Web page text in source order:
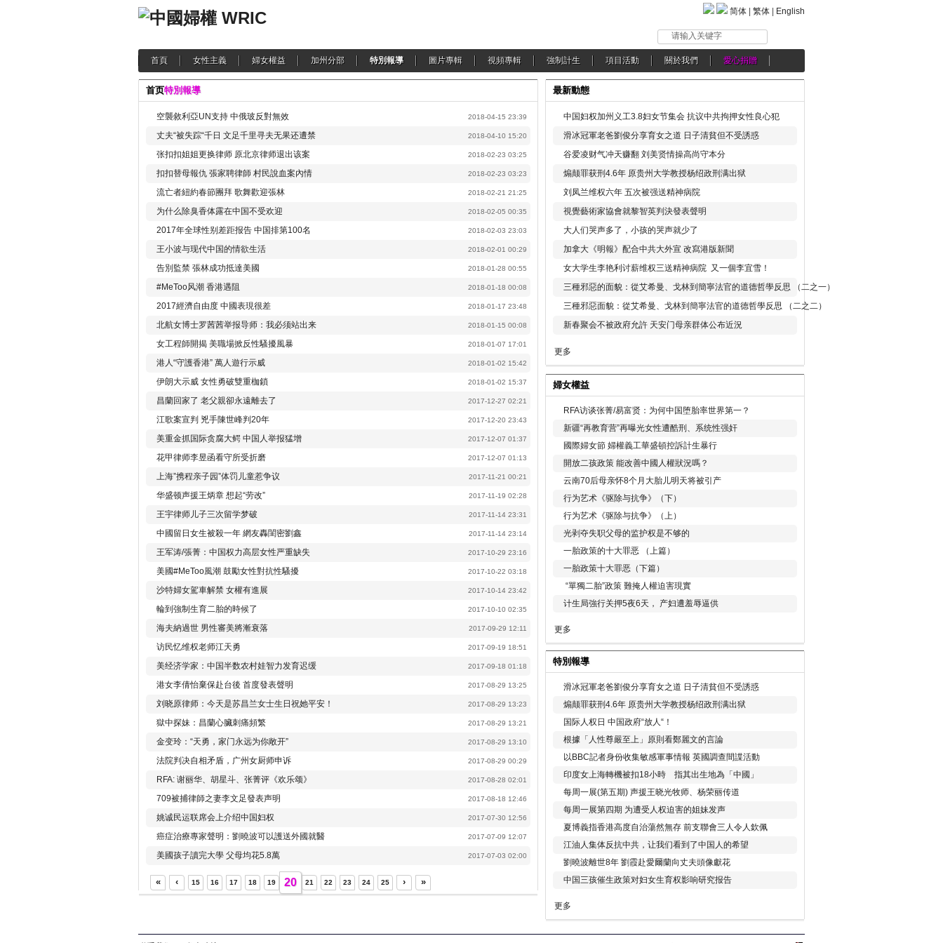
简体 繁体 English
请输入关键字
首頁 女性主義 婦女權益 加州分部 特別報導 圖片專輯 視頻專輯 強制計生 項目活動 關於我們 愛心捐贈
首页特別報導
空襲敘利亞UN支持 中俄玻反對無效 2018-04-15 23:39
丈夫“被失踪“千日 文足千里寻夫无果还遭禁 2018-04-10 15:20
张扣扣姐姐更换律师 原北京律师退出该案 2018-02-23 03:25
扣扣替母報仇 張家聘律師 村民說血案內情 2018-02-23 03:23
流亡者紐約春節團拜 歌舞歡迎張林 2018-02-21 21:25
为什么除臭香体露在中国不受欢迎 2018-02-05 00:35
2017年全球性别差距报告 中国排第100名 2018-02-03 23:03
王小波与现代中国的情欲生活 2018-02-01 00:29
告別監禁 張林成功抵達美國 2018-01-28 00:55
#MeToo风潮 香港遇阻 2018-01-18 00:08
2017經濟自由度 中國表現很差 2018-01-17 23:48
北航女博士罗茜茜举报导师：我必须站出来 2018-01-15 00:08
女工程師開揭 美職場掀反性騷擾風暴 2018-01-07 17:01
港人“守護香港” 萬人遊行示威 2018-01-02 15:42
伊朗大示威 女性勇破雙重枷鎖 2018-01-02 15:37
昌蘭回家了 老父親卻永遠離去了 2017-12-27 02:21
江歌案宣判 兇手陳世峰判20年 2017-12-20 23:43
美重金抓国际贪腐大鳄 中国人举报猛增 2017-12-07 01:37
花甲律师李昱函看守所受折磨 2017-12-07 01:13
上海”携程亲子园”体罚儿童惹争议 2017-11-21 00:21
华盛顿声援王炳章 想起“劳改” 2017-11-19 02:28
王宇律师儿子三次留学梦破 2017-11-14 23:31
中國留日女生被殺一年 網友轟閨密劉鑫 2017-11-14 23:14
王军涛/張菁：中国权力高层女性严重缺失 2017-10-29 23:16
美國#MeToo風潮 鼓勵女性對抗性騷擾 2017-10-22 03:18
沙特婦女駕車解禁 女權有進展 2017-10-14 23:42
輪到強制生育二胎的時候了 2017-10-10 02:35
海夫納過世 男性審美將漸衰落 2017-09-29 12:11
访民忆维权老师江天勇 2017-09-19 18:51
美经济学家：中国半数农村娃智力发育迟缓 2017-09-18 01:18
港女李倩怡棄保赴台後 首度發表聲明 2017-08-29 13:25
刘晓原律师：今天是苏昌兰女士生日祝她平安！ 2017-08-29 13:23
獄中探妹：昌蘭心臟刺痛頻繁 2017-08-29 13:21
金变玲：“天勇，家门永远为你敞开” 2017-08-29 13:10
法院判决自相矛盾，广州女厨师申诉 2017-08-29 00:29
RFA: 谢丽华、胡星斗、张菁评《欢乐颂》 2017-08-28 02:01
709被捕律師之妻李文足發表声明 2017-08-18 12:46
姚诚民运联席会上介绍中国妇权 2017-07-30 12:56
癌症治療專家聲明：劉曉波可以護送外國就醫 2017-07-09 12:07
美國孩子讀完大學 父母均花5.8萬 2017-07-03 02:00
« ‹ 15 16 17 18 19 20 21 22 23 24 25 › »
最新動態
中国妇权加州义工3.8妇女节集会 抗议中共拘押女性良心犯
滑冰冠軍老爸劉俊分享育女之道 日子清貧但不受誘惑
谷爱凌财气冲天赚翻 刘美贤情操高尚守本分
煽颠罪获刑4.6年 原贵州大学教授杨绍政刑满出狱
刘凤兰维权六年 五次被强送精神病院
視覺藝術家協會就黎智英判決發表聲明
大人们哭声多了，小孩的哭声就少了
加拿大《明報》配合中共大外宣 改寫港版新聞
女大学生李艳利讨薪维权三送精神病院 又一個李宜雪！
三種邪惡的面貌：從艾希曼、戈林到簡寧法官的道德哲學反思 （二之一）
三種邪惡面貌：從艾希曼、戈林到簡寧法官的道德哲學反思 （二之二）
新春聚会不被政府允許 天安门母亲群体公布近況
更多
婦女權益
RFA访谈张菁/易富贤：为何中国堕胎率世界第一？
新疆“再教育营”再曝光女性遭酷刑、系统性强奸
國際婦女節 婦權義工華盛頓控訴計生暴行
開放二孩政策 能改善中國人權狀況嗎？
云南70后母亲怀8个月大胎儿明天将被引产
行为艺术《驱除与抗争》（下）
行为艺术《驱除与抗争》（上）
光剥夺失职父母的监护权是不够的
一胎政策的十大罪恶 （上篇）
一胎政策十大罪恶（下篇）
“單獨二胎”政策 難掩人權迫害現實
计生局強行关押5夜6天， 产妇遭羞辱逼供
更多
特別報導
滑冰冠軍老爸劉俊分享育女之道 日子清貧但不受誘惑
煽颠罪获刑4.6年 原贵州大学教授杨绍政刑满出狱
国际人权日 中国政府“放人“！
根據「人性尊嚴至上」原則看鄭麗文的言論
以BBC記者身份收集敏感軍事情報 英國調查間諜活動
印度女上海轉機被扣18小時 指其出生地為「中國」
每周一展(第五期) 声援王晓光牧师、杨荣丽传道
每周一展第四期 为遭受人权迫害的姐妹发声
夏博義指香港高度自治蕩然無存 前支聯會三人令人欽佩
江油人集体反抗中共，让我们看到了中国人的希望
劉曉波離世8年 劉霞赴愛爾蘭向丈夫頭像獻花
中国三孩催生政策对妇女生育权影响研究报告
更多